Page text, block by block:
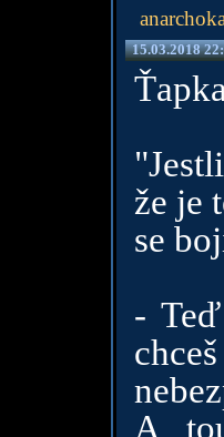
15.03.2018
že je
se
-
A